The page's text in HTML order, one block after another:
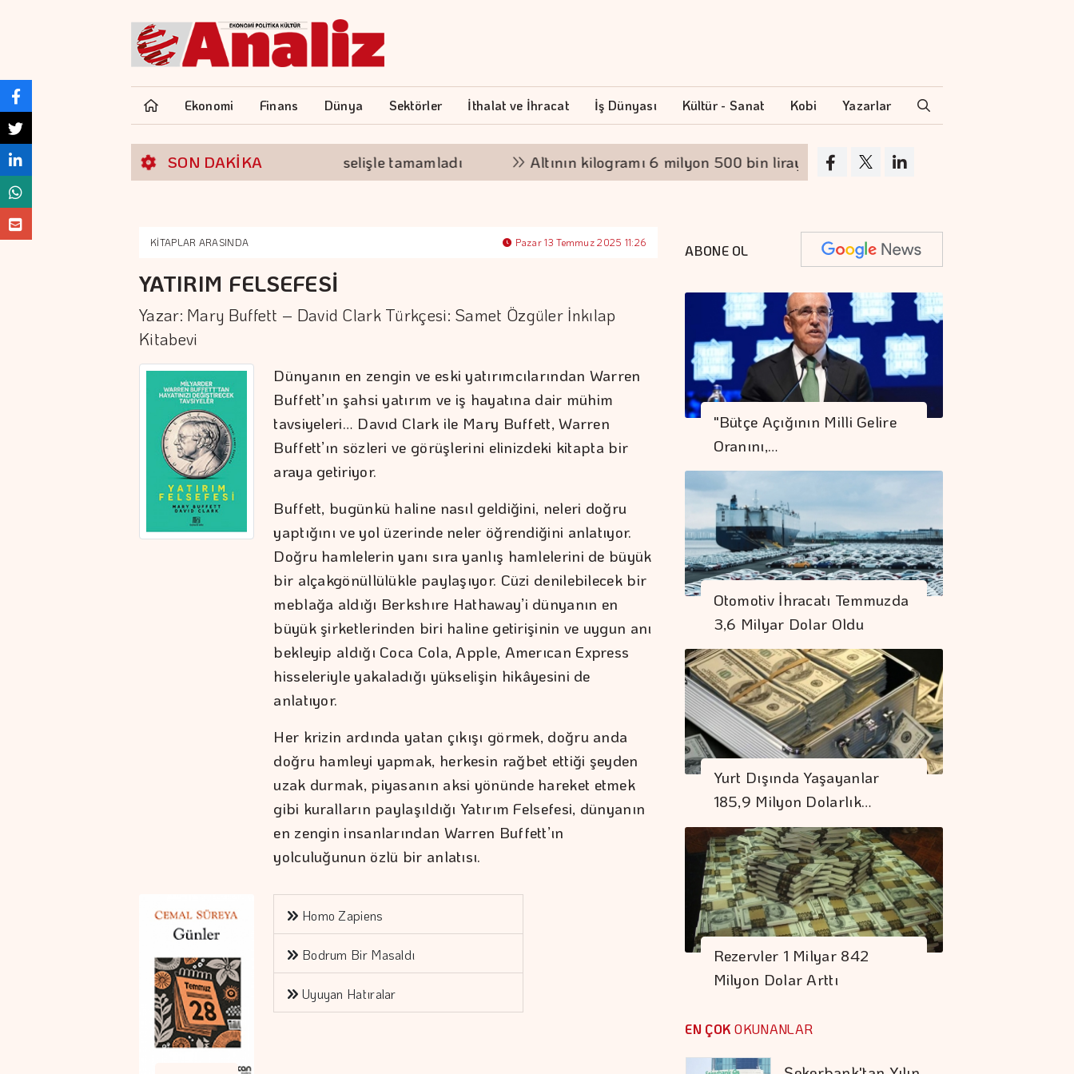
Ekonomi Finans Dünya Sektörler İthalat ve İhracat İş Dünyası Kültür - Sanat Kobi Yazarlar
SON DAKİKA
Borsa günü yükselişle tamamladı Altının kilogramı 6 milyon 500 bin liraya yükseldi
KİTAPLAR ARASINDA Pazar 13 Temmuz 2025 11:26
YATIRIM FELSEFESİ
Yazar: Mary Buffett – David Clark Türkçesi: Samet Özgüler İnkılap
Kitabevi
Dünyanın en zengin ve eski yatırımcılarından Warren
Buffett’ın şahsi yatırım ve iş hayatına dair mühim
tavsiyeleri… Davıd Clark ile Mary Buffett, Warren
Buffett’ın sözleri ve görüşlerini elinizdeki kitapta bir
araya getiriyor.
Buffett, bugünkü haline nasıl geldiğini, neleri doğru
yaptığını ve yol üzerinde neler öğrendiğini anlatıyor.
Doğru hamlelerin yanı sıra yanlış hamlelerini de büyük
bir alçakgönüllülükle paylaşıyor. Cüzi denilebilecek bir
meblağa aldığı Berkshıre Hathaway’i dünyanın en
büyük şirketlerinden biri haline getirişinin ve uygun anı
bekleyip aldığı Coca Cola, Apple, Amerıcan Express
hisseleriyle yakaladığı yükselişin hikâyesini de
anlatıyor.
Her krizin ardında yatan çıkışı görmek, doğru anda
doğru hamleyi yapmak, herkesin rağbet ettiği şeyden
uzak durmak, piyasanın aksi yönünde hareket etmek
gibi kuralların paylaşıldığı Yatırım Felsefesi, dünyanın
en zengin insanlarından Warren Buffett’ın
yolculuğunun özlü bir anlatısı.
Homo Zapiens
Bodrum Bir Masaldı
Uyuyan Hatıralar
ABONE OL
"Bütçe Açığının Milli Gelire
Oranını,…
Otomotiv İhracatı Temmuzda
3,6 Milyar Dolar Oldu
Yurt Dışında Yaşayanlar
185,9 Milyon Dolarlık…
Rezervler 1 Milyar 842
Milyon Dolar Arttı
EN ÇOK OKUNANLAR
Otomotiv İhracatı
Temmuzda 3,6
Milyar Dolar Oldu
Emlak Vergisinde
İnşaat Maliyet
Bedelleri Belirlendi
Borç Kıskacı
Derinleşiyor
Koç Holding 1,7
Milyar Dolar
Kombine Yatırım
Yaptı
Şekerbank'tan Yılın
İlk Yarısında Yüzde
32 Büyüme
Doların Zayıflaması